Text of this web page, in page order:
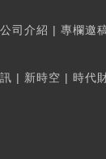
公司介紹 | 專欄邀
| 新時空 | 時代